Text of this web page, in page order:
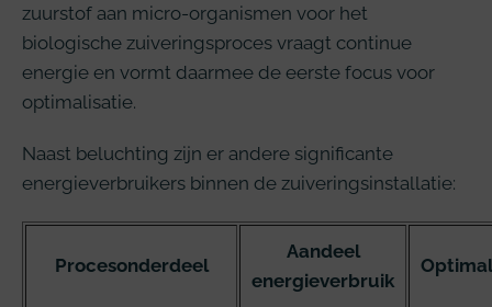
zuurstof aan micro-organismen voor het
biologische zuiveringsproces vraagt continue
energie en vormt daarmee de eerste focus voor
optimalisatie.
Naast beluchting zijn er andere significante
energieverbruikers binnen de zuiveringsinstallatie:
Procesonderdeel
Aandeel
energieverbruik